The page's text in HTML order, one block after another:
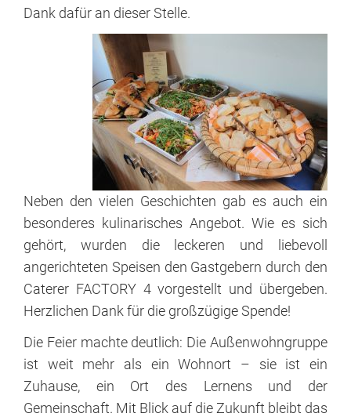
Dank dafür an dieser Stelle.
Neben den vielen Geschichten gab es auch ein
besonderes kulinarisches Angebot. Wie es sich
gehört, wurden die leckeren und liebevoll
angerichteten Speisen den Gastgebern durch den
Caterer FACTORY 4 vorgestellt und übergeben.
Herzlichen Dank für die großzügige Spende!
Die Feier machte deutlich: Die Außenwohngruppe
ist weit mehr als ein Wohnort – sie ist ein
Zuhause, ein Ort des Lernens und der
Gemeinschaft. Mit Blick auf die Zukunft bleibt das